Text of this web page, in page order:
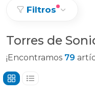
Filtros
Torres de
¡Encontramos 79